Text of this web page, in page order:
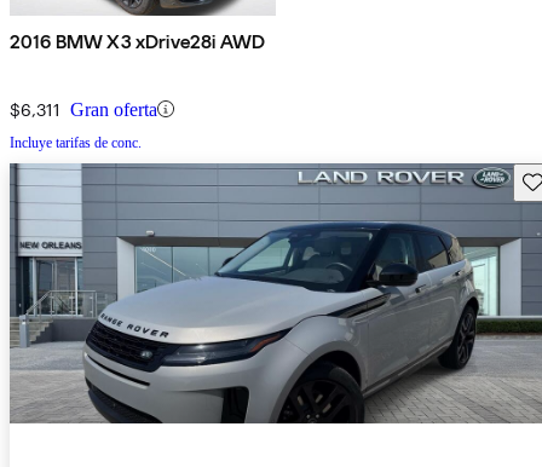
2016 BMW X3 xDrive28i AWD
$6,311 Gran oferta
Incluye tarifas de conc.